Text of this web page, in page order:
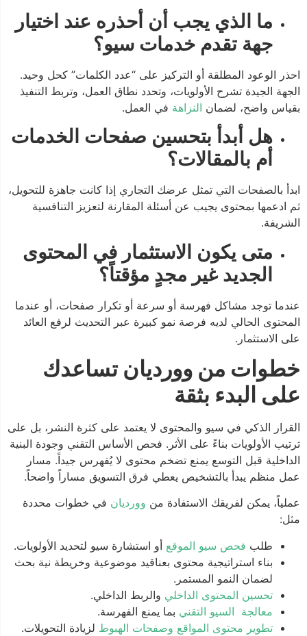
ما الذي يجب أن أحذره عند اختيار
جهة تقدم خدمات سيو؟
احذر الوعود المطلقة أو التركيز على “عدد الكلمات” كحل وحيد.
الجهة الجيدة تشرح الأولويات، وتحدد نطاق العمل، وتربط التنفيذ
بقياس واضح، لضمان النزاهةفي العمل.
هل أبدأ بتحسين صفحات الخدمات
أم بالمقالات؟
ابدأ بالصفحات التي تمثل عرضك التجاري إذا كانت جاهزة للتحويل،
ثم ادعمها بمحتوى يجيب عن أسئلة المقارنة لتعزيز التنافسية
الشريفة.
متى يكون الاستثمار في المحتوى
الجديد غير مجدٍ مؤقتاً؟
عندما توجد مشاكل فهرسة أو سرعة أو تكرار صفحات، أو عندما
المحتوى الحالي لديه فرصة نمو كبيرة عبر التحديث لرفع العائد
على الاستثمار.
خطوات من وورديان تساعدك
على البدء بثقة
القرار الذكي في سيو والمحتوى لا يعتمد على كثرة النشر، بل على
ترتيب الأولويات بناءً على الأثر. فحص الأساس التقني وجودة البنية
الداخلية قبل التوسع يمنع تضخم محتوى لا يُفهرس جيداً. مسار
عمل منظم يبدأ بالتشخيص يعطي فرق التسويق مساراً واضحاً.
عملياً، يمكن لفريقك الاستفادة من وورديانفي خطوات محددة
مثل:
طلبفحص سيو الموقعأو استشارة سيو لتحديد الأولويات.
بناء استراتيجية محتوى بعناقيد موضوعية وخريطة نية بحث
لضمان النمو المستمر.
تحسين المحتوى الداخلي والربط الداخلي.
معالجة السيو التقني بما يمنع الفهرسة.
تطوير محتوى المواقع وصفحات الهبوطلزيادة التحويلات.